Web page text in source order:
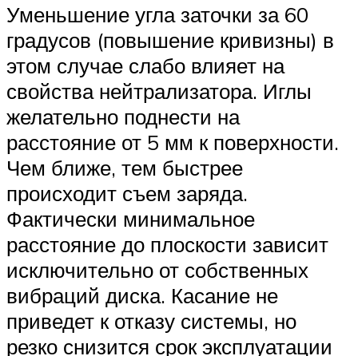
Уменьшение угла заточки за 60
градусов (повышение кривизны) в
этом случае слабо влияет на
свойства нейтрализатора. Иглы
желательно поднести на
расстояние от 5 мм к поверхности.
Чем ближе, тем быстрее
происходит съем заряда.
Фактически минимальное
расстояние до плоскости зависит
исключительно от собственных
вибраций диска. Касание не
приведет к отказу системы, но
резко снизится срок эксплуатации